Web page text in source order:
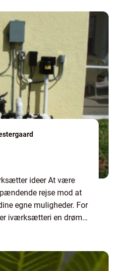
ideer At være
rejse mod at
egne muligheder. For
iværksætteri en drøm,